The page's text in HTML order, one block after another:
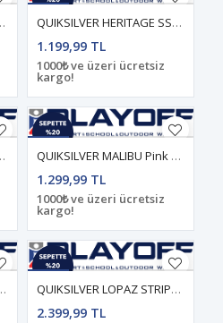
ÇOCUK T-SHIRT QUIKSILVER HERITAGE SS Leprechaun - Solid ERKEK ÇOCUK T-SHIRT
1.199,99 TL
1000₺ ve üzeri ücretsiz
kargo!
ÇOCUK T-SHIRT QUIKSILVER MALIBU Pink Lemonade - Solid ERKEK T-SHIRT
1.299,99 TL
1000₺ ve üzeri ücretsiz
kargo!
ERKEK T-SHIRT QUIKSILVER LOPAZ STRIPED S Burnt Russet - Stripe_1 ERKEK T-SHIRT
2.399,99 TL